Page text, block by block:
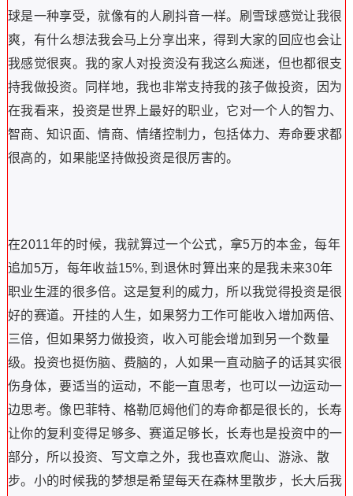
球是一种享受，就像有的人刷抖音一样。刷雪球感觉让我很
爽，有什么想法我会马上分享出来，得到大家的回应也会让
我感觉很爽。我的家人对投资没有我这么痴迷，但也都很支
持我做投资。同样地，我也非常支持我的孩子做投资，因为
在我看来，投资是世界上最好的职业，它对一个人的智力、
智商、知识面、情商、情绪控制力，包括体力、寿命要求都
很高的，如果能坚持做投资是很厉害的。
在2011年的时候，我就算过一个公式，拿5万的本金，每年
追加5万，每年收益15%, 到退休时算出来的是我未来30年
职业生涯的很多倍。这是复利的威力，所以我觉得投资是很
好的赛道。开挂的人生，如果努力工作可能收入增加两倍、
三倍，但如果努力做投资，收入可能会增加到另一个数量
级。投资也挺伤脑、费脑的，人如果一直动脑子的话其实很
伤身体，要适当的运动，不能一直思考，也可以一边运动一
边思考。像巴菲特、格勒厄姆他们的寿命都是很长的，长寿
让你的复利变得足够多、赛道足够长，长寿也是投资中的一
部分，所以投资、写文章之外，我也喜欢爬山、游泳、散
步。小的时候我的梦想是希望每天在森林里散步，长大后我